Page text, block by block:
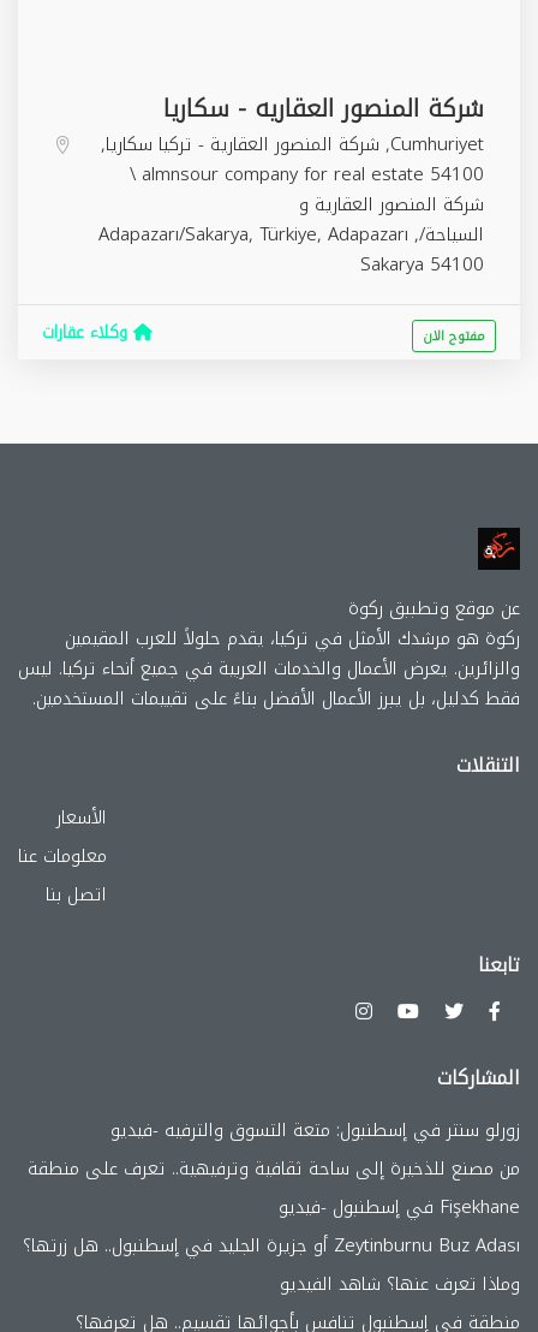
شركة المنصور العقاريه - سكاريا
Cumhuriyet, شركة المنصور العقارية - تركيا سكاريا,
54100 almnsour company for real estate \
شركة المنصور العقارية و
السياحة/Adapazarı/Sakarya, Türkiye, Adapazarı ,
Sakarya 54100
وكلاء عقارات مفتوح الان
عن موقع وتطببق ركوة
ركوة هو مرشدك الأمثل في تركيا، يقدم حلولاً للعرب المقيمين
والزائرين. يعرض الأعمال والخدمات العربية في جميع أنحاء تركيا. ليس
فقط كدليل، بل يبرز الأعمال الأفضل بناءً على تقييمات المستخدمين.
التنقلات
الأسعار
معلومات عنا
اتصل بنا
تابعنا
المشاركات
زورلو سنتر في إسطنبول: متعة التسوق والترفيه -فيديو
من مصنع للذخيرة إلى ساحة ثقافية وترفيهية.. تعرف على منطقة
Fişekhane في إسطنبول -فيديو
Zeytinburnu Buz Adası أو جزيرة الجليد في إسطنبول.. هل زرتها؟
وماذا تعرف عنها؟ شاهد الفيديو
منطقة في إسطنبول تنافس بأجوائها تقسيم.. هل تعرفها؟